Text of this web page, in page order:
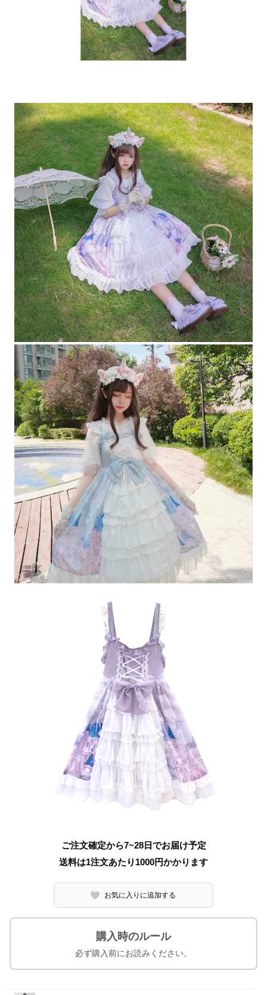
ご注文確定から7~28日でお届け予定
送料は1注文あたり 1000円かかります
お気に入りに追加する
購入時のルール
必ず購入前にお読みください。